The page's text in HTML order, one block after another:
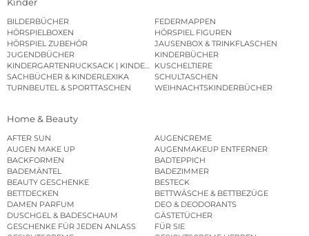
Kinder
BILDERBÜCHER
FEDERMAPPEN
HÖRSPIELBOXEN
HÖRSPIEL FIGUREN
HÖRSPIEL ZUBEHÖR
JAUSENBOX & TRINKFLASCHEN
JUGENDBÜCHER
KINDERBÜCHER
KINDERGARTENRUCKSACK | KINDERGARTENBEUTEL
KUSCHELTIERE
SACHBÜCHER & KINDERLEXIKA
SCHULTASCHEN
TURNBEUTEL & SPORTTASCHEN
WEIHNACHTSKINDERBÜCHER
Home & Beauty
AFTER SUN
AUGENCREME
AUGEN MAKE UP
AUGENMAKEUP ENTFERNER
BACKFORMEN
BADTEPPICH
BADEMÄNTEL
BADEZIMMER
BEAUTY GESCHENKE
BESTECK
BETTDECKEN
BETTWÄSCHE & BETTBEZÜGE
DAMEN PARFUM
DEO & DEODORANTS
DUSCHGEL & BADESCHAUM
GÄSTETÜCHER
GESCHENKE FÜR JEDEN ANLASS
FÜR SIE